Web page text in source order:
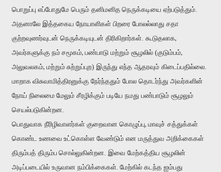
பொறுப்பு எப்போதுமே பெரும் தனிமனித நெருக்கடியை ஏற்படுத்தும்.
அதனாலே இத்தகைய நோயாளிகள் பிறரை போலல்லாது சதா
குற்றவுணர்வுடன் நெருக்கடியுடன் திரிகிறார்கள். கூடுதலாக,
அவர்களுக்கு நம் சமூகம், பண்பாடு மற்றும் சூழலில் (குடும்பம்,
அலுவலகம், மற்றும் சுற்றுப்புற) இருந்து எந்த ஆதரவும் கிடைப்பதில்லை.
மாறாக விசுவாமித்திரனுக்கு நேர்ந்ததும் போல தொடர்ந்து அவர்களின்
நோய் நிலைமை மேலும் சீரழிக்கும் படியே நமது பண்பாடும் சூழலும்
செயல்படுகின்றன.
பொதுவாக நீரிழிவாளர்கள் குறைவான கொழுப்பு, மாவுச் சத்துக்கள்
கொண்ட உணவை உட்கொள்ள வேண்டும் என மருத்துவ அறிக்கைகள்
திரும்பத் திரும்ப சொல்லுகின்றன. இவை மேற்கத்திய சூழலின்
அடிப்படையில் உருவான நம்பிக்கைகள். மேற்கில் கடந்த ஐம்பது